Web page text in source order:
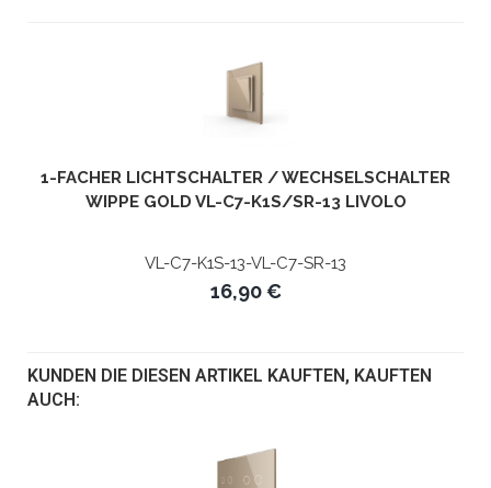
1-FACHER LICHTSCHALTER / WECHSELSCHALTER
WIPPE GOLD VL-C7-K1S/SR-13 LIVOLO
VL-C7-K1S-13-VL-C7-SR-13
16,90 €
KUNDEN DIE DIESEN ARTIKEL KAUFTEN, KAUFTEN
AUCH: